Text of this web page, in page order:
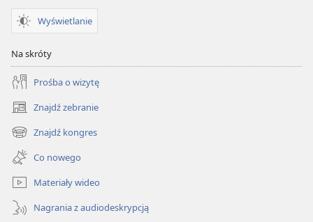
Wyświetlanie
Na skróty
Prośba o wizytę
Znajdź zebranie
(opens
new
window)
Znajdź kongres
(opens
new
window)
Co nowego
Materiały wideo
Nagrania z audiodeskrypcją